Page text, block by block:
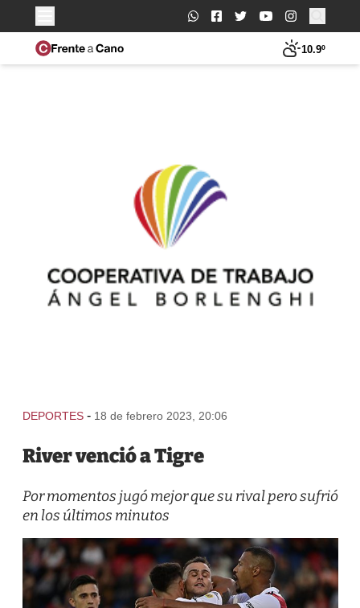
Buscar:
10.9º
DEPORTES - 18 de febrero 2023, 20:06
River venció a Tigre
Por momentos jugó mejor que su rival pero sufrió
en los últimos minutos